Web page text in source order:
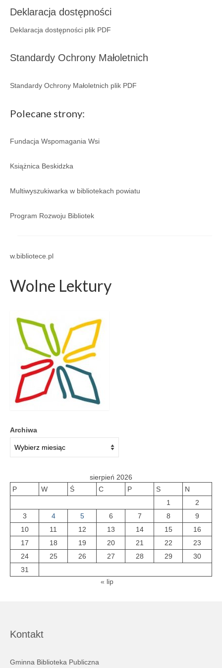
Deklaracja dostępności
Deklaracja dostępności plik PDF
Standardy Ochrony Małoletnich
Standardy Ochrony Małoletnich plik PDF
Polecane strony:
Fundacja Wspomagania Wsi
Książnica Beskidzka
Multiwyszukiwarka w bibliotekach powiatu
Program Rozwoju Bibliotek
w.bibliotece.pl
Wolne Lektury
Archiwa
sierpień 2026
P
W Ś C P S
N
1
2
3
4 5 6 7 8
9
10
11 12 13 14 15
16
17
18 19 20 21 22
23
24
25 26 27 28 29
30
31
« lip
Kontakt
Gminna Biblioteka Publiczna